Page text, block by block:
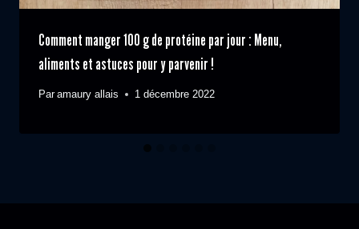
Comment manger 100 g de protéine par jour : Menu,
aliments et astuces pour y parvenir !
Par amaury allais 1 décembre 2022